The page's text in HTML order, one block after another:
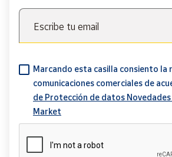
Escribe tu email
Marcando esta casilla consiento la
comunicaciones comerciales de
de Protección de datos
Market